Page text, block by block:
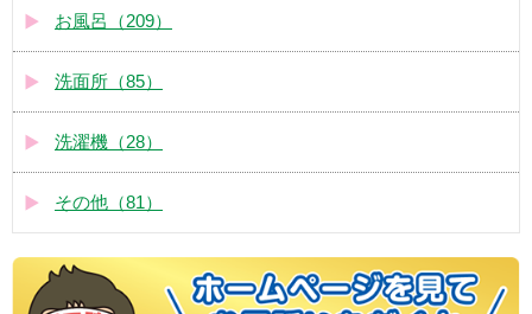
お風呂（209）
洗面所（85）
洗濯機（28）
その他（81）